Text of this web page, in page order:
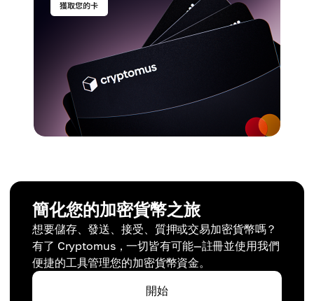
簡化您的加密貨幣之旅
想要儲存、發送、接受、質押或交易加密貨幣嗎？
有了 Cryptomus，一切皆有可能—註冊並使用我們
便捷的工具管理您的加密貨幣資金。
開始